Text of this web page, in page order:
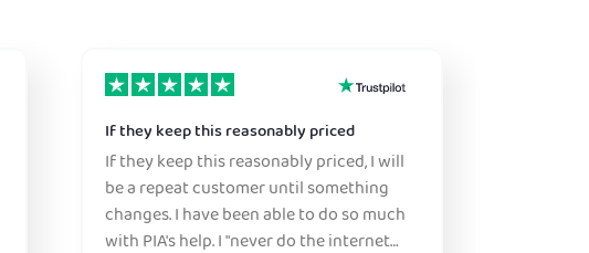
If they keep this reasonably priced
If they keep this reasonably priced, I will
be a repeat customer until something
changes. I have been able to do so much
with PIA's help. I "never do the internet